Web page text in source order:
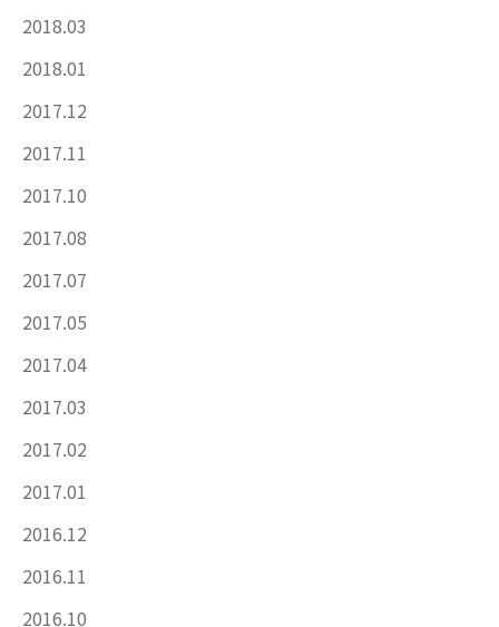
2018.03
2018.01
2017.12
2017.11
2017.10
2017.08
2017.07
2017.05
2017.04
2017.03
2017.02
2017.01
2016.12
2016.11
2016.10